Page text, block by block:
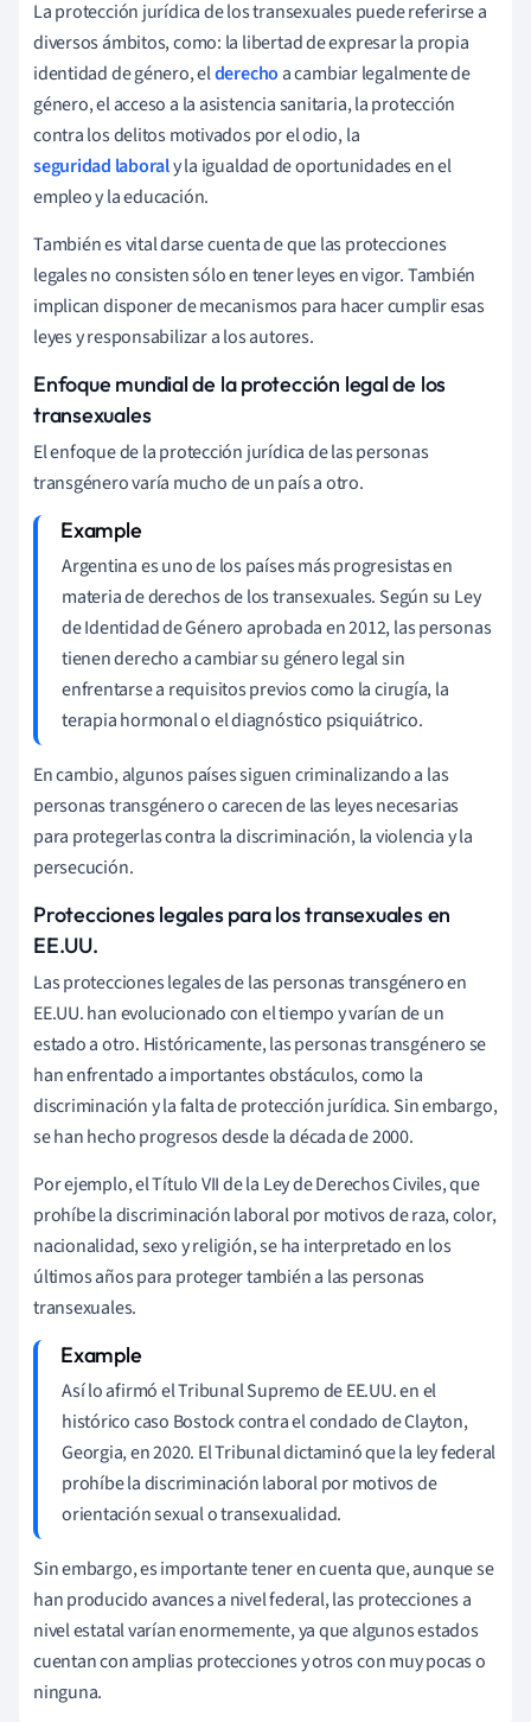
La protección jurídica de los transexuales puede referirse a
diversos ámbitos, como: la libertad de expresar la propia
identidad de género, elderecho a cambiar legalmente de
género, el acceso a la asistencia sanitaria, la protección
contra los delitos motivados por el odio, la
seguridad laboraly la igualdad de oportunidades en el
empleo y la educación.
También es vital darse cuenta de que las protecciones
legales no consisten sólo en tener leyes en vigor. También
implican disponer de mecanismos para hacer cumplir esas
leyes y responsabilizar a los autores.
Enfoque mundial de la protección legal de los
transexuales
El enfoque de la protección jurídica de las personas
transgénero varía mucho de un país a otro.
Argentina es uno de los países más progresistas en
materia de derechos de los transexuales. Según su Ley
de Identidad de Género aprobada en 2012, las personas
tienen derecho a cambiar su género legal sin
enfrentarse a requisitos previos como la cirugía, la
terapia hormonal o el diagnóstico psiquiátrico.
En cambio, algunos países siguen criminalizando a las
personas transgénero o carecen de las leyes necesarias
para protegerlas contra la discriminación, la violencia y la
persecución.
Protecciones legales para los transexuales en
EE.UU.
Las protecciones legales de las personas transgénero en
EE.UU. han evolucionado con el tiempo y varían de un
estado a otro. Históricamente, las personas transgénero se
han enfrentado a importantes obstáculos, como la
discriminación y la falta de protección jurídica. Sin embargo,
se han hecho progresos desde la década de 2000.
Por ejemplo, el Título VII de la Ley de Derechos Civiles, que
prohíbe la discriminación laboral por motivos de raza, color,
nacionalidad, sexo y religión, se ha interpretado en los
últimos años para proteger también a las personas
transexuales.
Así lo afirmó el Tribunal Supremo de EE.UU. en el
histórico caso Bostock contra el condado de Clayton,
Georgia, en 2020. El Tribunal dictaminó que la ley federal
prohíbe la discriminación laboral por motivos de
orientación sexual o transexualidad.
Sin embargo, es importante tener en cuenta que, aunque se
han producido avances a nivel federal, las protecciones a
nivel estatal varían enormemente, ya que algunos estados
cuentan con amplias protecciones y otros con muy pocas o
ninguna.